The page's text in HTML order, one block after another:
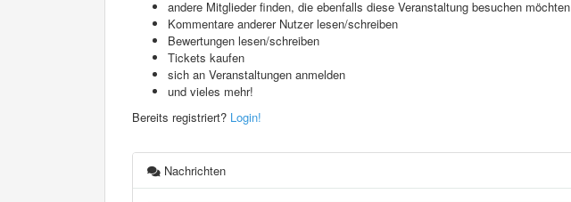
andere Mitglieder finden, die ebenfalls diese Veranstaltung besuchen möchten
Kommentare anderer Nutzer lesen/schreiben
Bewertungen lesen/schreiben
Tickets kaufen
sich an Veranstaltungen anmelden
und vieles mehr!
Bereits registriert? Login!
Nachrichten